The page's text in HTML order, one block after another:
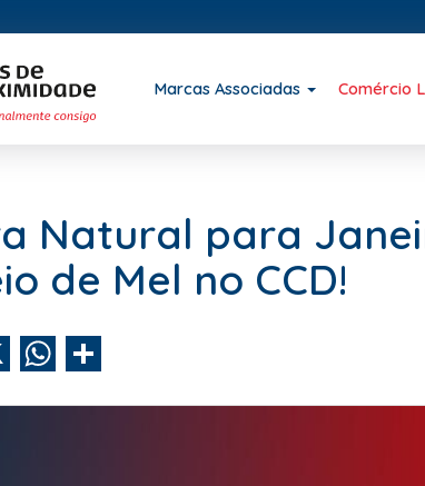
Marcas Associadas Comércio
Natural para
de Mel no CCD!
WhatsApp